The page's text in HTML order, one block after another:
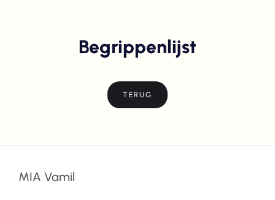
Begrippenlijst
TERUG
MIA Vamil